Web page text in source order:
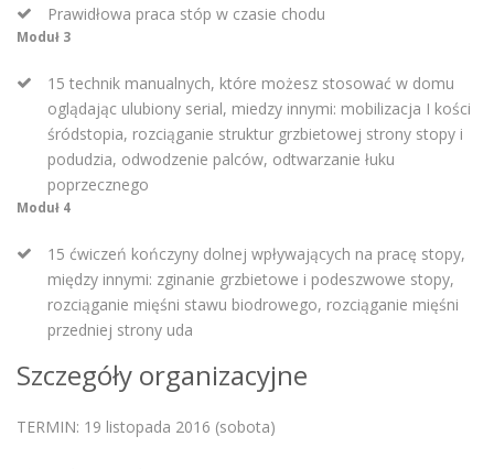
Prawidłowa praca stóp w czasie chodu
Moduł 3
15 technik manualnych, które możesz stosować w domu
oglądając ulubiony serial, miedzy innymi: mobilizacja I kości
śródstopia, rozciąganie struktur grzbietowej strony stopy i
podudzia, odwodzenie palców, odtwarzanie łuku
poprzecznego
Moduł 4
15 ćwiczeń kończyny dolnej wpływających na pracę stopy,
między innymi: zginanie grzbietowe i podeszwowe stopy,
rozciąganie mięśni stawu biodrowego, rozciąganie mięśni
przedniej strony uda
Szczegóły organizacyjne
TERMIN: 19 listopada 2016 (sobota)